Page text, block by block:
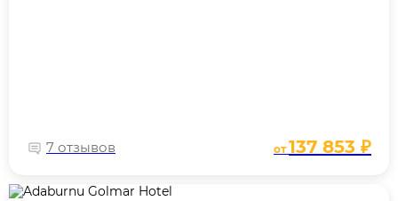
7 отзывов от137 853 ₽